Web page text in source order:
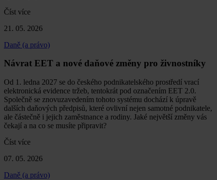
Číst více
21. 05. 2026
Daně (a právo)
Návrat EET a nové daňové změny pro živnostníky
Od 1. ledna 2027 se do českého podnikatelského prostředí vrací
elektronická evidence tržeb, tentokrát pod označením EET 2.0.
Společně se znovuzavedením tohoto systému dochází k úpravě
dalších daňových předpisů, které ovlivní nejen samotné podnikatele,
ale částečně i jejich zaměstnance a rodiny. Jaké největší změny vás
čekají a na co se musíte připravit?
Číst více
07. 05. 2026
Daně (a právo)